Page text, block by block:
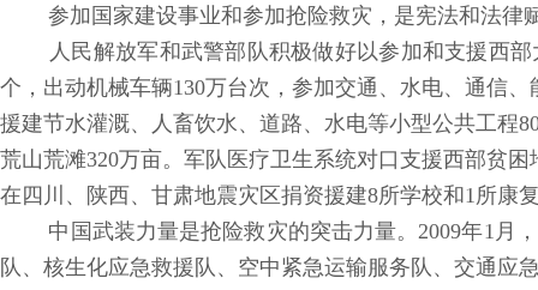
参加国家建设事业和参加抢险救灾，是宪法和法律
人民解放军和武警部队积极做好以参加和支援西部
个，出动机械车辆130万台次，参加交通、水电、通信
援建节水灌溉、人畜饮水、道路、水电等小型公共工程
荒山荒滩320万亩。军队医疗卫生系统对口支援西部贫
在四川、陕西、甘肃地震灾区捐资援建8所学校和1所康
中国武装力量是抢险救灾的突击力量。2009年1月
队、核生化应急救援队、空中紧急运输服务队、交通应